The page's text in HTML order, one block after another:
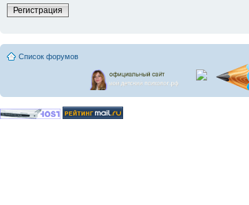
Регистрация
Список форумов